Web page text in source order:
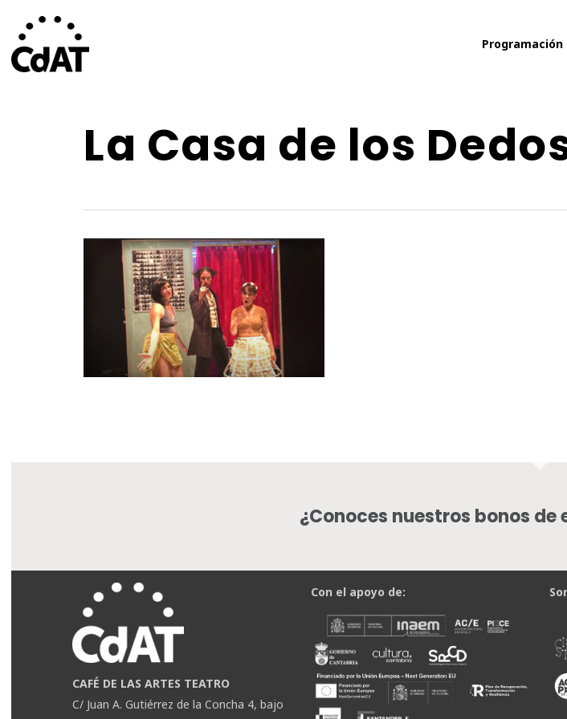
main
content
Programación
La Casa de los
¿Conoces nuestros bonos de
CAFÉ DE LAS ARTES TEATRO
C/ Juan A. Gutiérrez de la Concha 4, bajo
Con el apoyo de: